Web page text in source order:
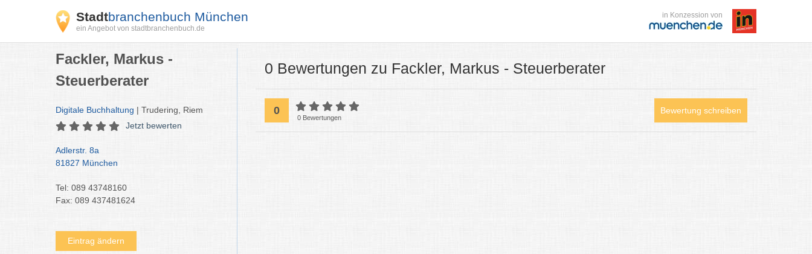
Stadtbranchenbuch München
ein Angebot von stadtbranchenbuch.de
in Konzession von
Fackler, Markus -
Steuerberater
Digitale Buchhaltung | Trudering, Riem
Jetzt bewerten
Adlerstr. 8a
81827 München
Tel: 089 43748160
Fax: 089 437481624
Eintrag ändern
0 Bewertungen zu Fackler, Markus - Steuerberater
0
0 Bewertungen
Bewertung schreiben